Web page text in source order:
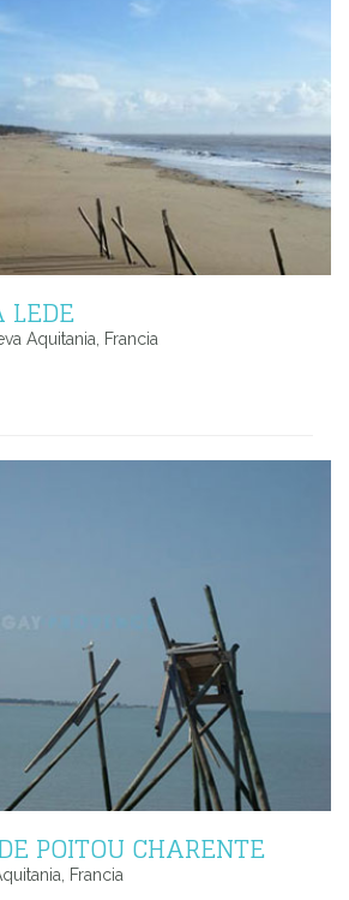
LEDE
Aquitania, Francia
POITOU CHARENTE
Francia